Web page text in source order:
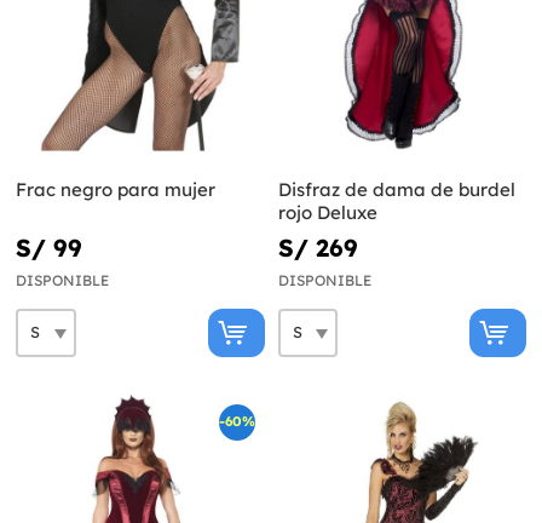
Frac negro para mujer
S/ 99
DISPONIBLE
Disfraz de dama de burdel
rojo Deluxe
S/ 269
DISPONIBLE
-60%